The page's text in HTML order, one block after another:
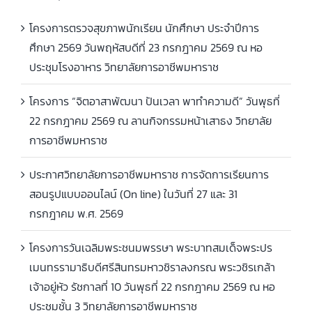
โครงการตรวจสุขภาพนักเรียน นักศึกษา ประจำปีการ
ศึกษา 2569 วันพฤหัสบดีที่ 23 กรกฎาคม 2569 ณ หอ
ประชุมโรงอาหาร วิทยาลัยการอาชีพมหาราช
โครงการ “จิตอาสาพัฒนา ปันเวลา พาทำความดี” วันพุธที่
22 กรกฎาคม 2569 ณ ลานกิจกรรมหน้าเสาธง วิทยาลัย
การอาชีพมหาราช
ประกาศวิทยาลัยการอาชีพมหาราช การจัดการเรียนการ
สอนรูปแบบออนไลน์ (On line) ในวันที่ 27 และ 31
กรกฎาคม พ.ศ. 2569
โครงการวันเฉลิมพระชนมพรรษา พระบาทสมเด็จพระปร
เมนทรรามาธิบดีศรีสินทรมหาวชิราลงกรณ พระวชิรเกล้า
เจ้าอยู่หัว รัชกาลที่ 10 วันพุธที่ 22 กรกฎาคม 2569 ณ หอ
ประชุมชั้น 3 วิทยาลัยการอาชีพมหาราช